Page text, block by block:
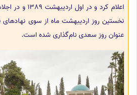
اعلام کرد و در
نخستین روز اردیبهشت ماه از سوی
عنوان روز سعدی نام‌گذاری شده است.